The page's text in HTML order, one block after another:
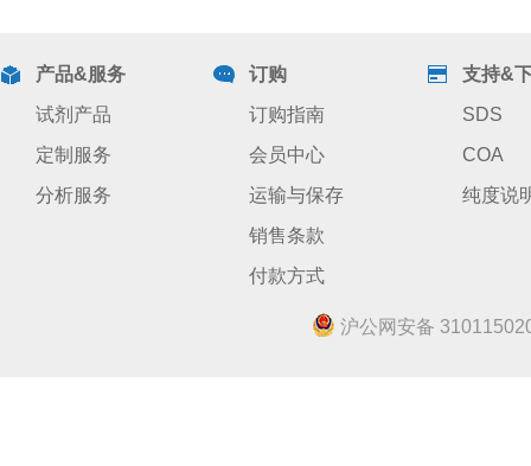
产品&服务
试剂产品
定制服务
分析服务
订购
订购指南
会员中心
运输与保存
销售条款
付款方式
支持&
SDS
COA
纯度说
沪公网安备